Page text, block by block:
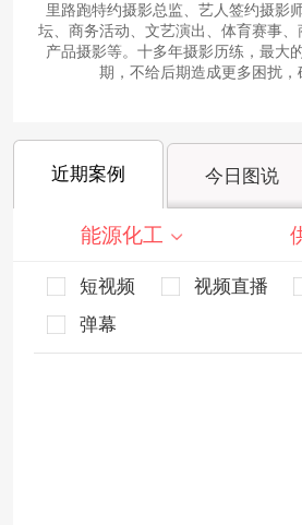
里路跑特约摄影总监、艺人签约摄影
坛、商务活动、文艺演出、体育赛事、
产品摄影等。十多年摄影历练，最大
期，不给后期造成更多困扰，
近期案例 今日图说
能源化工
短视频 视频直播
弹幕